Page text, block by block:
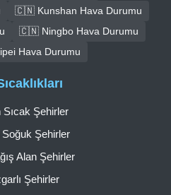
🇨🇳 Kunshan Hava Durumu
🇨🇳 Ningbo Hava Durumu
Hava Durumu
Sıcak Şehirler
Şehirler
Alan Şehirler
Şehirler